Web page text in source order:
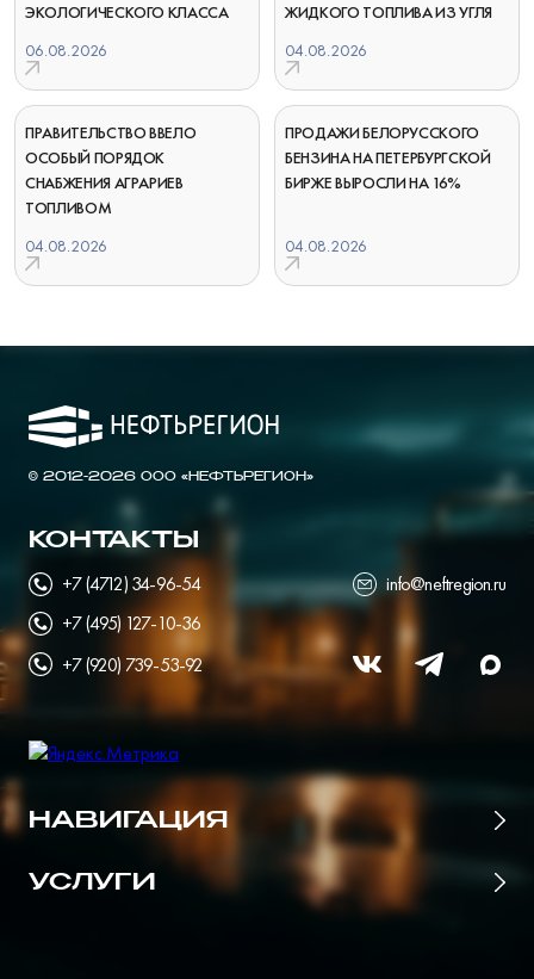
ЭКОЛОГИЧЕСКОГО КЛАССА
06.08.2026
ЖИДКОГО ТОПЛИВА ИЗ УГЛЯ
04.08.2026
ПРАВИТЕЛЬСТВО ВВЕЛО
ОСОБЫЙ ПОРЯДОК
СНАБЖЕНИЯ АГРАРИЕВ
ТОПЛИВОМ
04.08.2026
ПРОДАЖИ БЕЛОРУССКОГО
БЕНЗИНА НА ПЕТЕРБУРГСКОЙ
БИРЖЕ ВЫРОСЛИ НА 16%
04.08.2026
© 2012-2026 ООО «НЕФТЬРЕГИОН»
НАВИГАЦИЯ
УСЛУГИ
КОНТАКТЫ
+7 (4712) 34-96-54
+7 (495) 127-10-36
+7 (920) 739-53-92
info@neftregion.ru